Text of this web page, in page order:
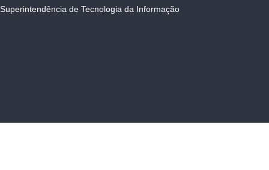
Superintendência de Tecnologia da Informação